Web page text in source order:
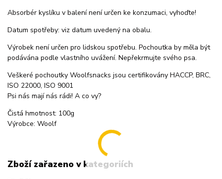
Absorbér kyslíku v balení není určen ke konzumaci, vyhoďte!
Datum spotřeby: viz datum uvedený na obalu.
Výrobek není určen pro lidskou spotřebu. Pochoutka by měla být
podávána podle vlastního uvážení. Nepřekrmujte svého psa.
Veškeré pochoutky Woolfsnacks jsou certifikovány HACCP, BRC,
ISO 22000, ISO 9001
Psi nás mají nás rádi! A co vy?
Čistá hmotnost: 100g
Výrobce: Woolf
Zboží zařazeno v kategoriích